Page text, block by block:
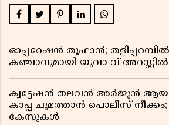
ഓപ്പറേഷൻ തൂഫാൻ; തളിപ്പറമ്പിൽ
കഞ്ചാവുമായി യുവാ വ് അറസ്റ്റിൽ
ക്വട്ടേഷൻ തലവൻ അർജുൻ
കാപ്പ ചുമത്താൻ പൊലീസ് നീക്കം;
കേസുകൾ